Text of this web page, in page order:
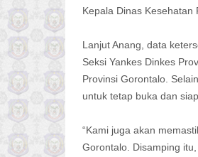
Kepala Dinas Kesehatan
Lanjut Anang, data
Seksi Yankes Dinkes
Provinsi Gorontalo.
untuk tetap buka dan
“Kami juga akan
Gorontalo. Disamping